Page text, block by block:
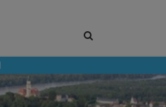
Site